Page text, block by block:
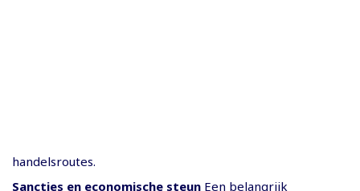
handelsroutes.
Sancties en economische steun Een belangrijk